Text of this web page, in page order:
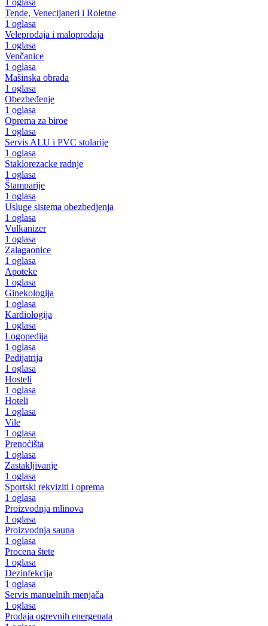
1 oglasa
Tende, Venecijaneri i Roletne
1 oglasa
Veleprodaja i maloprodaja
1 oglasa
Venčanice
1 oglasa
Mašinska obrada
1 oglasa
Obezbeđenje
1 oglasa
Oprema za biroe
1 oglasa
Servis ALU i PVC stolarije
1 oglasa
Staklorezacke radnje
1 oglasa
Štamparije
1 oglasa
Usluge sistema obezbedjenja
1 oglasa
Vulkanizer
1 oglasa
Zalagaonice
1 oglasa
Apoteke
1 oglasa
Ginekologija
1 oglasa
Kardiologija
1 oglasa
Logopedija
1 oglasa
Pedijatrija
1 oglasa
Hosteli
1 oglasa
Hoteli
1 oglasa
Vile
1 oglasa
Prenoćišta
1 oglasa
Zastakljivanje
1 oglasa
Sportski rekviziti i oprema
1 oglasa
Proizvodnja mlinova
1 oglasa
Proizvodnja sauna
1 oglasa
Procena štete
1 oglasa
Dezinfekcija
1 oglasa
Servis manuelnih menjača
1 oglasa
Prodaja ogrevnih energenata